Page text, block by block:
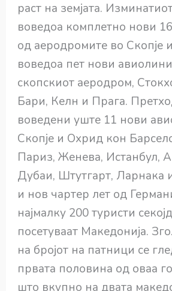
раст на земјата.
воведоа комплетно нови
од аеродромите во Скопје
воведоа пет нови
скопскиот аеродром,
Бари, Келн и Прага.
воведени уште 11 нови
Скопје и Охрид кон
Париз, Женева, Истанбул,
Дубаи, Штутгарт, Ларнака
и нов чартер лет од
најмалку 200 туристи
посетуваат Македонија.
на бројот на патници се
првата половина од оваа
што вкупно на двата